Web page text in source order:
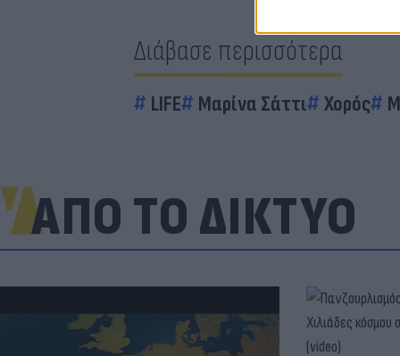
Διάβασε περισσότερα
LIFE Μαρίνα Σάττι Χορός
ΑΠΟ ΤΟ ΔΙΚΤΥΟ